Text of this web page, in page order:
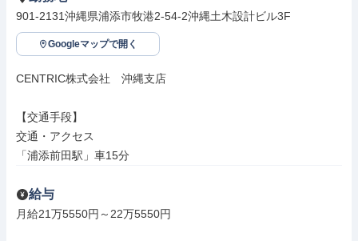
901-2131沖縄県浦添市牧港2-54-2沖縄土木設計ビル3F
Googleマップで開く
CENTRIC株式会社　沖縄支店
【交通手段】
交通・アクセス
「浦添前田駅」車15分
給与
月給21万5550円～22万5550円